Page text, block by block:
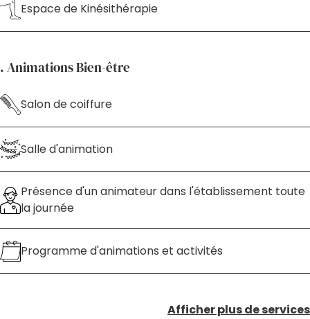
Espace de Kinésithérapie
. Animations Bien-être
Salon de coiffure
Salle d'animation
Présence d'un animateur dans l'établissement toute
la journée
Programme d'animations et activités
Afficher plus de services